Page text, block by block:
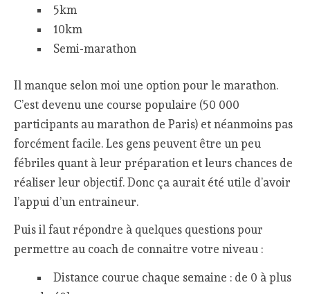
5km
10km
Semi-marathon
Il manque selon moi une option pour le marathon.
C’est devenu une course populaire (50 000
participants au marathon de Paris) et néanmoins pas
forcément facile. Les gens peuvent être un peu
fébriles quant à leur préparation et leurs chances de
réaliser leur objectif. Donc ça aurait été utile d’avoir
l’appui d’un entraineur.
Puis il faut répondre à quelques questions pour
permettre au coach de connaitre votre niveau :
Distance courue chaque semaine : de 0 à plus